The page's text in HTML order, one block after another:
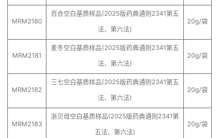
MRM2180
百合空白基质样品(2025版药典通则2341第五
法、第六法)
20g/袋
MRM2181
麦冬空白基质样品(2025版药典通则2341第五
法、第六法)
20g/袋
MRM2182
三七空白基质样品(2025版药典通则2341第五
法、第六法)
20g/袋
MRM2183
浙贝母空白基质样品(2025版药典通则2341第
五法、第六法)
20g/袋